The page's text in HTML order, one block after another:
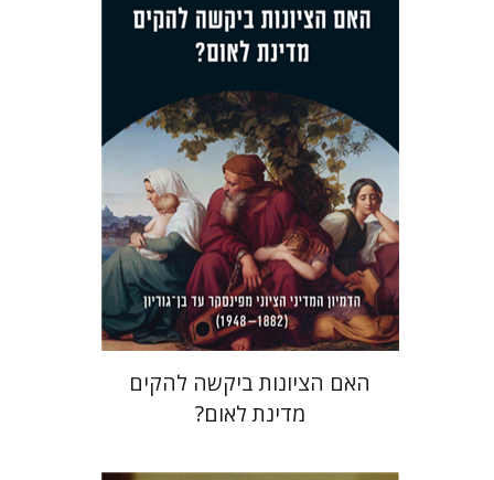
דימיטרי שומסקי
הנחת אתר ספר מודפס
$42
$38
האם הציונות ביקשה להקים
מדינת לאום?